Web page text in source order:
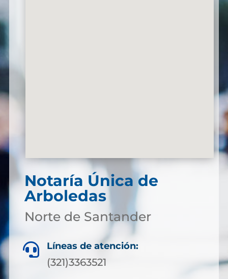
Notaría Única de
Arboledas
Norte de Santander
 Líneas de atención:
(321)3363521